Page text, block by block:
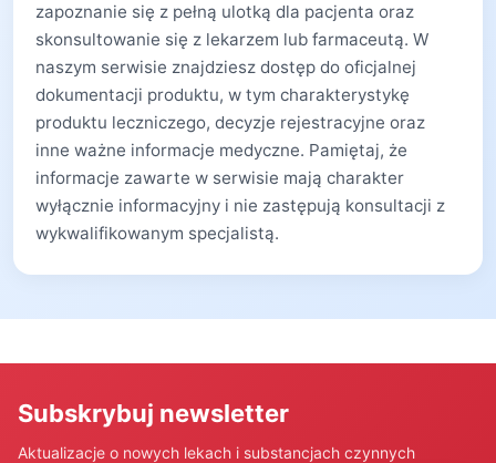
zapoznanie się z pełną ulotką dla pacjenta oraz
skonsultowanie się z lekarzem lub farmaceutą. W
naszym serwisie znajdziesz dostęp do oficjalnej
dokumentacji produktu, w tym charakterystykę
produktu leczniczego, decyzje rejestracyjne oraz
inne ważne informacje medyczne. Pamiętaj, że
informacje zawarte w serwisie mają charakter
wyłącznie informacyjny i nie zastępują konsultacji z
wykwalifikowanym specjalistą.
Subskrybuj newsletter
Aktualizacje o nowych lekach i substancjach czynnych